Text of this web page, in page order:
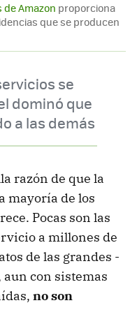
Amazon proporciona
que se producen
se
dominó que
a las demás
razón de que la
mayoría de los
Pocas son las
a millones de
de las grandes -
con sistemas
no son